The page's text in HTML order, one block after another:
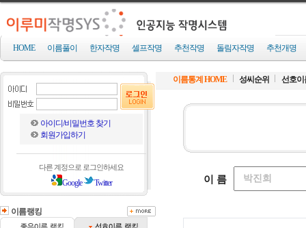
HOME 이름풀이 한자작명 셀프작명 추천작명 돌림자작명 추천개명
아이디/비밀번호 찾기
회원가입하기
다른 계정으로 로그인하세요
Google Twitter
이름랭킹
이름통계 HOME 성씨순위 선호